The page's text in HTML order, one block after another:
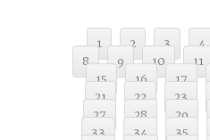
1 2 3 4
8
9 10 11
15
16 17
21
22 23
27
28 29
33
34 35